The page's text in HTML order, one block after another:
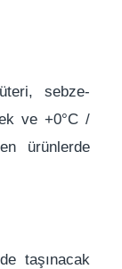
sebze-
ve +0°C /
ürünlerde
taşınacak